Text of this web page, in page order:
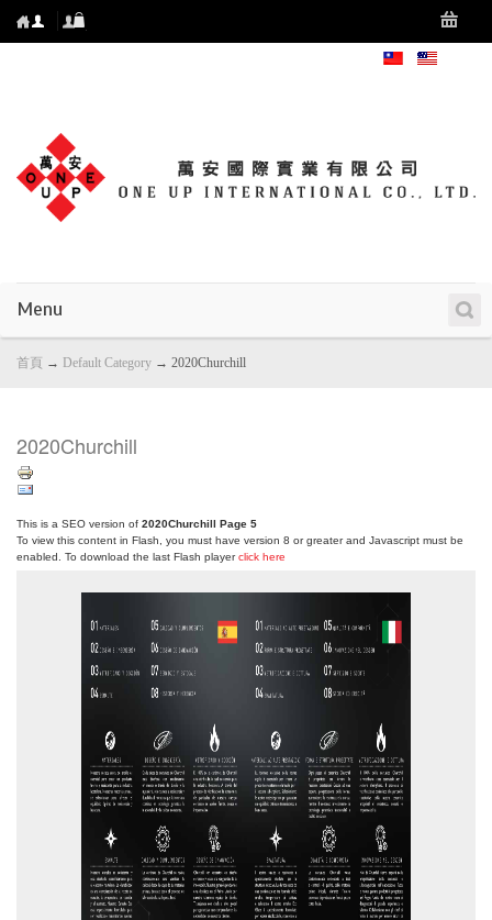
Menu
首頁 → Default Category → 2020Churchill
2020Churchill
This is a SEO version of 2020Churchill Page 5
To view this content in Flash, you must have version 8 or greater and Javascript must be
enabled. To download the last Flash playerclick here